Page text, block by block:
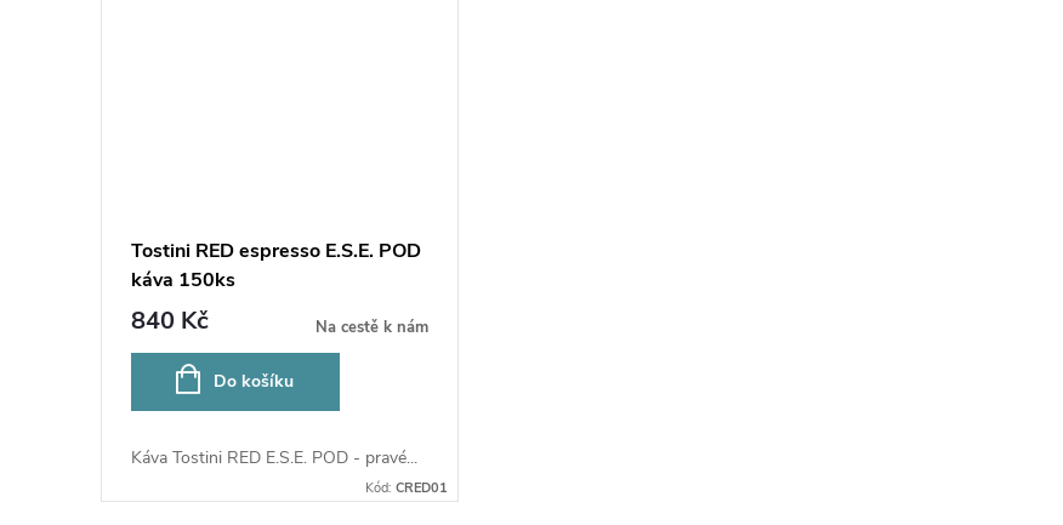
Tostini RED espresso E.S.E. POD
káva 150ks
840 Kč Na cestě k nám
Do košíku
Káva Tostini RED E.S.E. POD - pravé...
Kód:CRED01